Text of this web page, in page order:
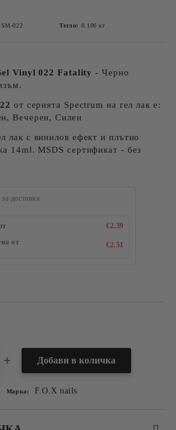
022 Тегло: 0.100 кг
Vinyl 022 Fatality - Черно
от серията Spectrum на гел лак е:
Вечерен, Силен
лак с винилов ефект и плътно
14ml. MSDS сертификат - без
доставка
€2.39
от
€2.51
Марка: F.O.X nails